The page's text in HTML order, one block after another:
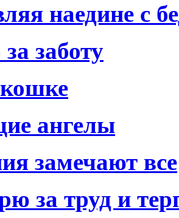
наедине с
заботу
ангелы
замечают все
за труд и